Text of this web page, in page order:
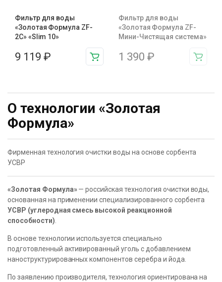
Фильтр для воды
«Золотая Формула ZF-
2С» «Slim 10»
9 119 ₽
Фильтр для воды
«Золотая Формула ZF-
Мини-Чистящая cистема»
1 390 ₽
О технологии «Золотая
Формула»
Фирменная технология очистки воды на основе сорбента
УСВР
«Золотая Формула»— российская технология очистки воды,
основанная на применении специализированного сорбента
УСВР (углеродная смесь высокой реакционной
способности)
В основе технологии используется специально
подготовленный активированный уголь с добавлением
наноструктурированных компонентов серебра и йода.
По заявлению производителя, технология ориентирована на